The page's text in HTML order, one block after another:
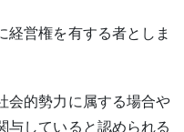
経営権を有する者としま
的勢力に属する場合や
与していると認められる